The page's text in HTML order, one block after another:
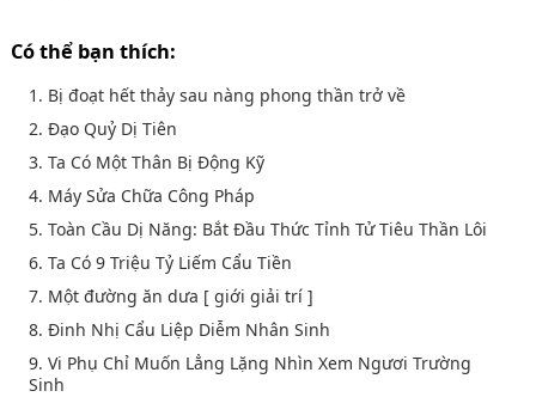
Có thể bạn thích:
1. Bị đoạt hết thảy sau nàng phong thần trở về
2. Đạo Quỷ Dị Tiên
3. Ta Có Một Thân Bị Động Kỹ
4. Máy Sửa Chữa Công Pháp
5. Toàn Cầu Dị Năng: Bắt Đầu Thức Tỉnh Tử Tiêu Thần Lôi
6. Ta Có 9 Triệu Tỷ Liếm Cẩu Tiền
7. Một đường ăn dưa [ giới giải trí ]
8. Đinh Nhị Cẩu Liệp Diễm Nhân Sinh
9. Vi Phụ Chỉ Muốn Lẳng Lặng Nhìn Xem Ngươi Trường
Sinh